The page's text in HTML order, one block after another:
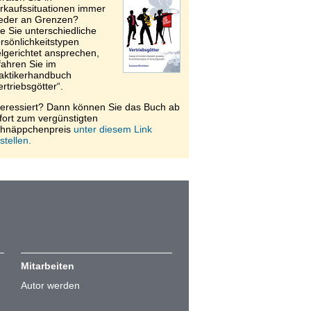
immer
an Grenzen?
Sie unterschiedliche
ansprechen,
Sie im
Dann können Sie das Buch ab
zum vergünstigten
unter diesem Link
Mitarbeiten
Autor werden